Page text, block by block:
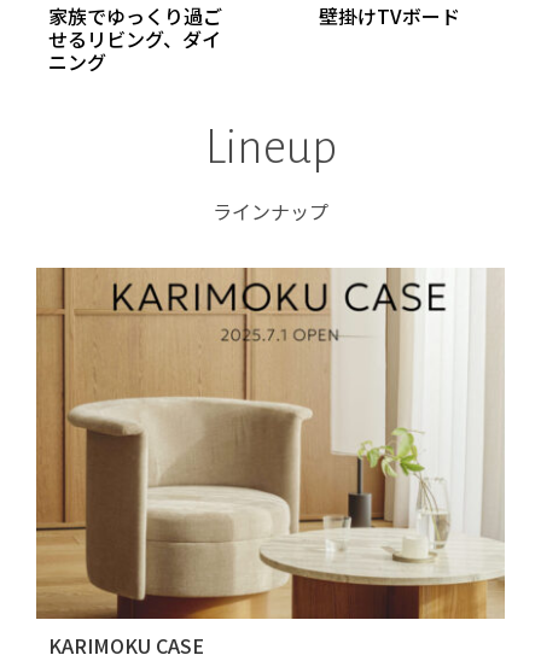
家族でゆっくり過ご
せるリビング、ダイ
ニング
壁掛けTVボード
Lineup
ラインナップ
KARIMOKU CASE